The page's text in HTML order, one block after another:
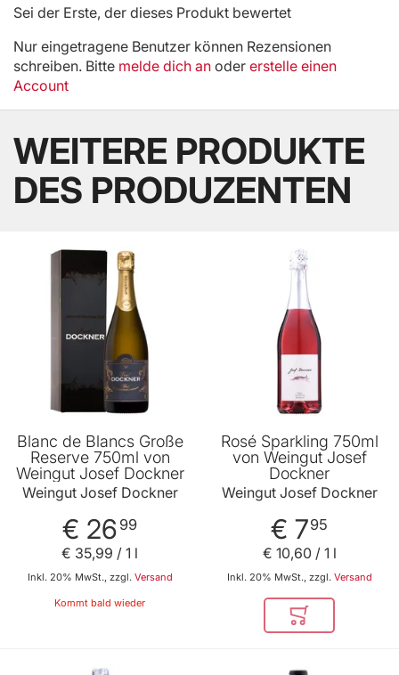
Sei der Erste, der dieses Produkt bewertet
Nur eingetragene Benutzer können Rezensionen
schreiben. Bitte melde dich an oder erstelle einen
Account
WEITERE PRODUKTE
DES PRODUZENTEN
Blanc de Blancs Große
Reserve 750ml von
Weingut Josef Dockner
Weingut Josef Dockner
€ 26 99
Inkl. 20% MwSt., zzgl. Versand
€ 35,99 / 1 l
Kommt bald wieder
Rosé Sparkling 750ml
von Weingut Josef
Dockner
Weingut Josef Dockner
€ 795
Inkl. 20% MwSt., zzgl. Versand
€ 10,60/ 1 l
In den